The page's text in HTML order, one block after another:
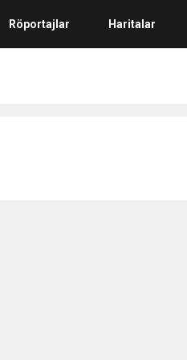
Röportajlar Haritalar